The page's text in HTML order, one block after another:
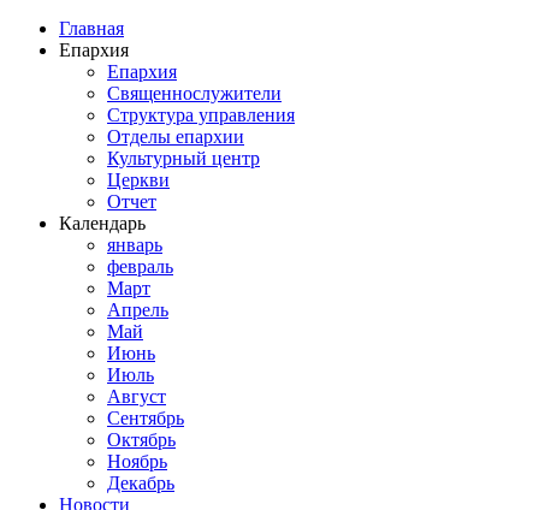
Главная
Епархия
Епархия
Священнослужители
Структура управления
Отделы епархии
Культурный центр
Церкви
Отчет
Календарь
январь
февраль
Март
Апрель
Май
Июнь
Июль
Август
Сентябрь
Октябрь
Ноябрь
Декабрь
Новости